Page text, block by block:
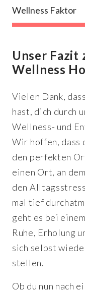
Wellness Faktor
Unser Fazit
Wellness
Vielen Dank,
hast, dich durch
Wellness- und
Wir hoffen, dass
den perfekten
einen Ort, an
den
mal tief
geht es bei
Ruhe, Erholung
sich selbst
stellen.
Ob du nun nach